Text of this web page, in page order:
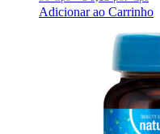
Adicionar ao Carrinho